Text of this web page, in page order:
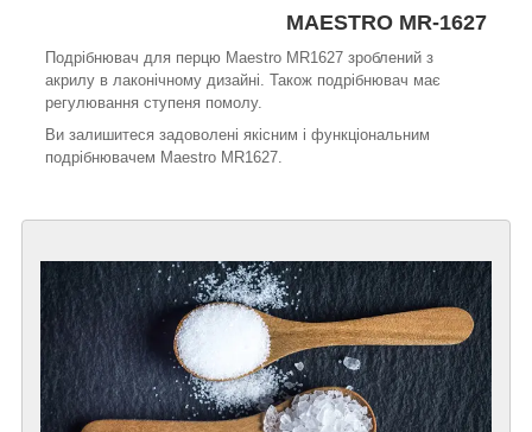
MAESTRO MR-1627
Подрібнювач для перцю Maestro MR1627 зроблений з
акрилу в лаконічному дизайні. Також подрібнювач має
регулювання ступеня помолу.
Ви залишитеся задоволені якісним і функціональним
подрібнювачем Maestro MR1627.